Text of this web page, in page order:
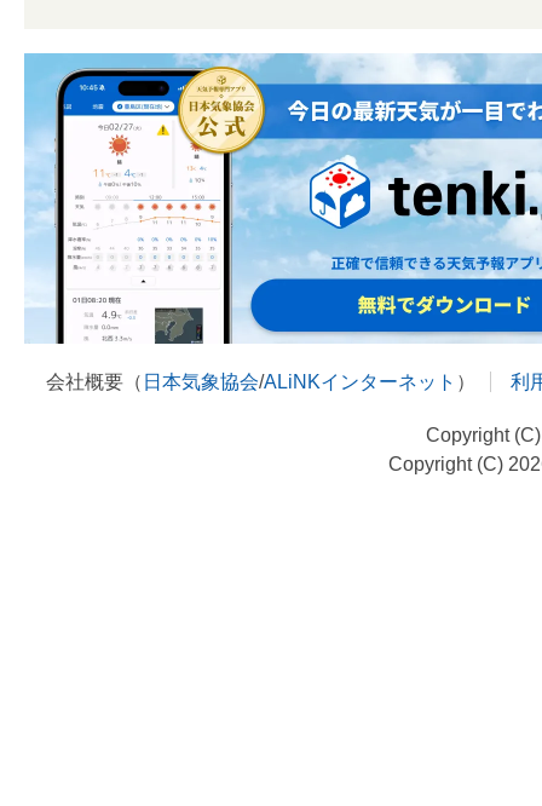
会社概要（ 日本気象協会/ALiNKインターネット ） 利
Copyright
Copyright (C)